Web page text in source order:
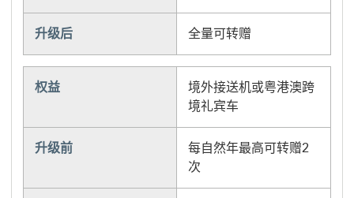
升级后 全量可转赠
权益
境外接送机或粤港澳跨
境礼宾车
升级前
每自然年最高可转赠2
次